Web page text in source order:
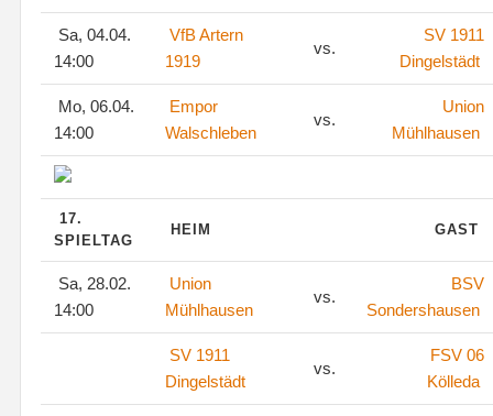
Sa, 04.04.
14:00
VfB Artern
1919
vs.
SV 1911
Dingelstädt
Mo, 06.04.
14:00
Empor
Walschleben
vs.
Union
Mühlhausen
17.
SPIELTAG
HEIM GAST
Sa, 28.02.
14:00
Union
Mühlhausen
vs.
BSV
Sondershausen
SV 1911
Dingelstädt
vs.
FSV 06
Kölleda